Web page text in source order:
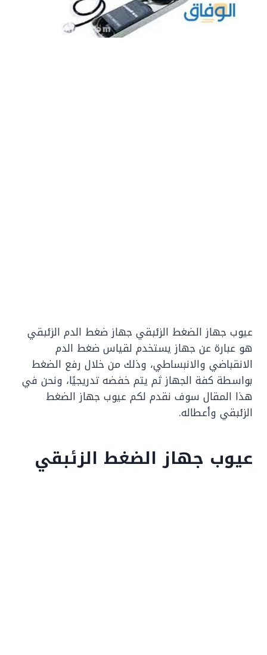
عيوب جهاز الضغط الزئبقي جهاز ضغط الدم الزئبقي
هو عبارة عن جهاز يستخدم لقياس ضغط الدم
الانقباضي والانبساطي، وذلك من خلال رفع الضغط
بواسطة كفة الجهاز ثم يتم خفضه تدريجيًا، ونحن في
هذا المقال سوف نقدم لكم عيوب جهاز الضغط
الزئبقي وأعطاله.
عيوب جهاز الضغط الزئبقي